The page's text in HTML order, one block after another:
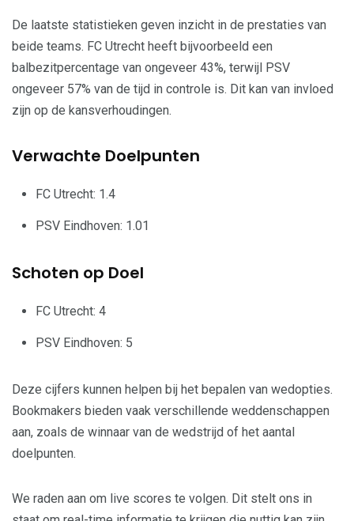
De laatste statistieken geven inzicht in de prestaties van
beide teams. FC Utrecht heeft bijvoorbeeld een
balbezitpercentage van ongeveer 43%, terwijl PSV
ongeveer 57% van de tijd in controle is. Dit kan van invloed
zijn op de kansverhoudingen.
Verwachte Doelpunten
FC Utrecht: 1.4
PSV Eindhoven: 1.01
Schoten op Doel
FC Utrecht: 4
PSV Eindhoven: 5
Deze cijfers kunnen helpen bij het bepalen van wedopties.
Bookmakers bieden vaak verschillende weddenschappen
aan, zoals de winnaar van de wedstrijd of het aantal
doelpunten.
We raden aan om live scores te volgen. Dit stelt ons in